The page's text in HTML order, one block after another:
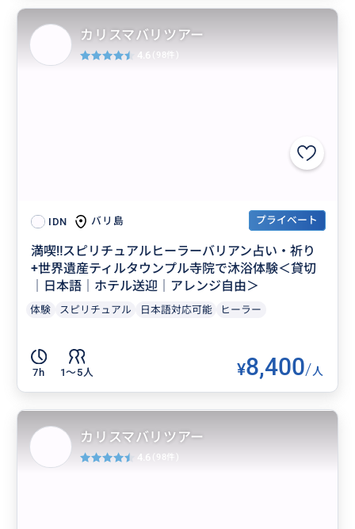
IDN バリ島 プライベート
満喫‼️スピリチュアルヒーラーバリアン占い・祈り
+世界遺産ティルタウンプル寺院で沐浴体験＜貸切
｜日本語｜ホテル送迎｜アレンジ自由＞
体験 スピリチュアル 日本語対応可能 ヒーラー
7h 1〜5人 ¥8,400/人
カリスマバリツアー
4.6 (98件)
カリスマバリツアー
4.6 (98件)